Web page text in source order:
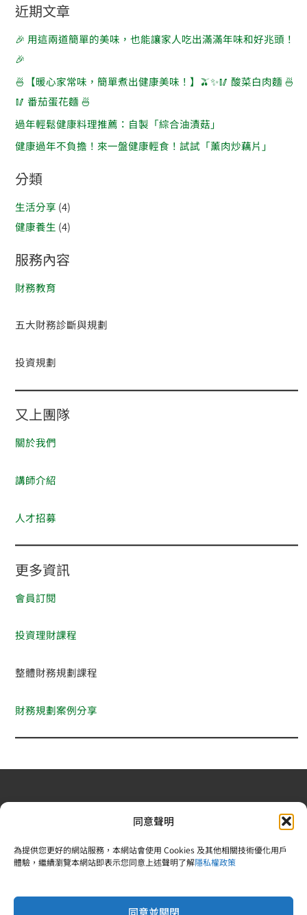
同意聲明
為提供您更好的網站服務，本網站會使用 Cookies 及其他相關技術優化用戶
體驗，繼續瀏覽本網站即表示您同意上述聲明了解隱私權政策
同意並關閉
近期文章
🎉 用這兩道簡單的美味，也能讓家人吃出滿滿年味和好兆頭！
🎉
🍜【暖心家常味，簡單煮出健康美味！】🫒✨🥢 酸菜白肉麵 🍜
🥢 番茄蛋花麵 🍜
過年輕鬆健康料理推薦：自製「綜合油漬菇」
健康過年不負擔！來一盤健康輕食！試試「薰肉炒藕片」
分類
生活分享 (4)
健康養生 (4)
服務內容
財務教育
五大財務診斷與規劃
投資規劃
又上團隊
關於我們
講師介紹
人才招募
更多資訊
會員訂閱
投資理財課程
整體財務規劃課程
財務規劃案例分享
份有限公司 |合法食品業登錄字號：V-183242378-00000-
6 | 統一編號：83242378 |電話：02-25092809